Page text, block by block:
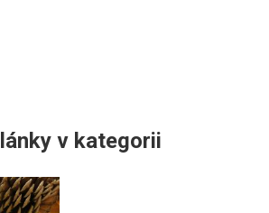
v kategorii